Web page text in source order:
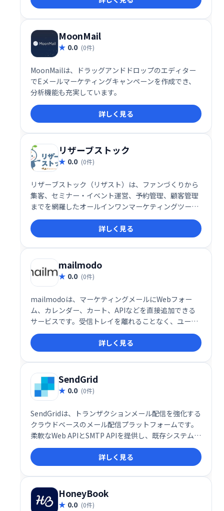
MoonMail
0.0 (0件)
MoonMailは、ドラッグアンドドロップのエディター
でEメールマーケティングキャンペーンを作成でき、
分析機能も充実しています。
詳しく見る
リザーブストック
0.0 (0件)
リザーブストック（リザスト）は、ファンづくりから
集客、セミナー・イベント運営、予約管理、顧客管理
までを網羅したオールインワンマーケティングツール
です。事務作業の効率化と顧客とのエンゲージメント
向上を実現し、ビジネス成長を強力にサポートしま
す。様々な機能を統合することで、業務負担を軽減
し、集客から顧客育成までを一元管理できます。
詳しく見る
mailmodo
0.0 (0件)
mailmodoは、マーケティングメールにWebフォー
ム、カレンダー、カート、APIなどを直接追加できる
サービスです。受信トレイを離れることなく、ユーザ
ーはメール内で必要なアクションを実行できます。こ
れにより、エンゲージメントの向上とコンバージョン
率の改善に貢献します。顧客体験をスムーズにし、効
率的なマーケティングを実現しましょう。
詳しく見る
SendGrid
0.0 (0件)
SendGridは、トランザクションメール配信を強化する
クラウドベースのメール配信プラットフォームです。
柔軟なWeb APIとSMTP APIを提供し、既存システムと
の容易な統合を実現します。スケーラブルなインフラ
ストラクチャにより、大量のメール送信にも対応可
能。数分で稼働開始でき、ビジネスの成長をサポート
します。
詳しく見る
HoneyBook
0.0 (0件)